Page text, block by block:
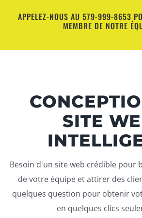
APPELEZ-NOUS AU 579-999-8653
MEMBRE DE NOTRE
SITE
Besoin d'un site web crédible pour
de votre équipe et attirer des
quelques question pour obtenir
en quelques clics